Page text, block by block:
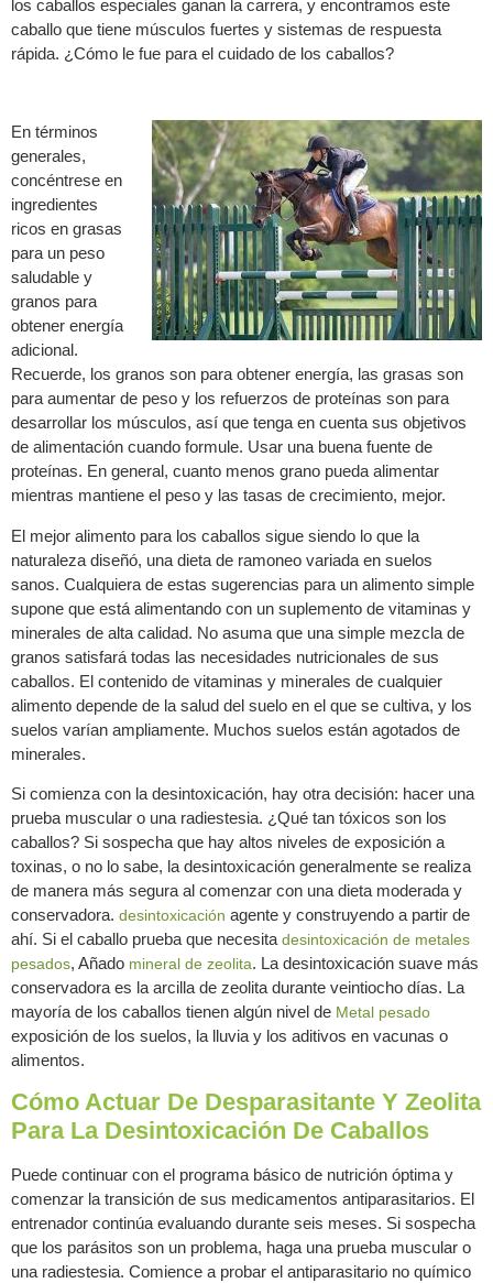
los caballos especiales ganan la carrera, y encontramos este
caballo que tiene músculos fuertes y sistemas de respuesta
rápida. ¿Cómo le fue para el cuidado de los caballos?
En términos
generales,
concéntrese en
ingredientes
ricos en grasas
para un peso
saludable y
granos para
obtener energía
adicional.
Recuerde, los granos son para obtener energía, las grasas son
para aumentar de peso y los refuerzos de proteínas son para
desarrollar los músculos, así que tenga en cuenta sus objetivos
de alimentación cuando formule. Usar una buena fuente de
proteínas. En general, cuanto menos grano pueda alimentar
mientras mantiene el peso y las tasas de crecimiento, mejor.
El mejor alimento para los caballos sigue siendo lo que la
naturaleza diseñó, una dieta de ramoneo variada en suelos
sanos. Cualquiera de estas sugerencias para un alimento simple
supone que está alimentando con un suplemento de vitaminas y
minerales de alta calidad. No asuma que una simple mezcla de
granos satisfará todas las necesidades nutricionales de sus
caballos. El contenido de vitaminas y minerales de cualquier
alimento depende de la salud del suelo en el que se cultiva, y los
suelos varían ampliamente. Muchos suelos están agotados de
minerales.
Si comienza con la desintoxicación, hay otra decisión: hacer una
prueba muscular o una radiestesia. ¿Qué tan tóxicos son los
caballos? Si sospecha que hay altos niveles de exposición a
toxinas, o no lo sabe, la desintoxicación generalmente se realiza
de manera más segura al comenzar con una dieta moderada y
conservadora. desintoxicación agente y construyendo a partir de
ahí. Si el caballo prueba que necesita desintoxicación de metales
pesados, Añado mineral de zeolita. La desintoxicación suave más
conservadora es la arcilla de zeolita durante veintiocho días. La
mayoría de los caballos tienen algún nivel de Metal pesado
exposición de los suelos, la lluvia y los aditivos en vacunas o
alimentos.
Cómo Actuar De Desparasitante Y Zeolita
Para La Desintoxicación De Caballos
Puede continuar con el programa básico de nutrición óptima y
comenzar la transición de sus medicamentos antiparasitarios. El
entrenador continúa evaluando durante seis meses. Si sospecha
que los parásitos son un problema, haga una prueba muscular o
una radiestesia. Comience a probar el antiparasitario no químico